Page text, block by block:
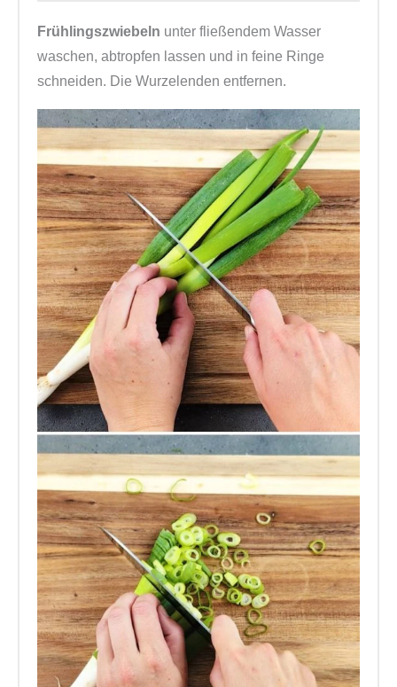
Frühlingszwiebeln unter fließendem Wasser
waschen, abtropfen lassen und in feine Ringe
schneiden. Die Wurzelenden entfernen.